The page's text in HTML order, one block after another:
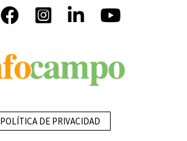
POLÍTICA DE PRIVACIDAD